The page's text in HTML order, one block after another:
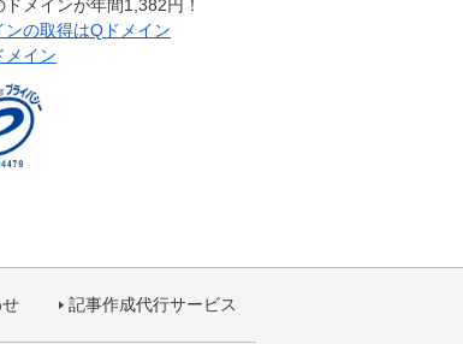
ドメインが年間1,382円！
ンの取得はQドメイン
メイン
記事作成代行サービス